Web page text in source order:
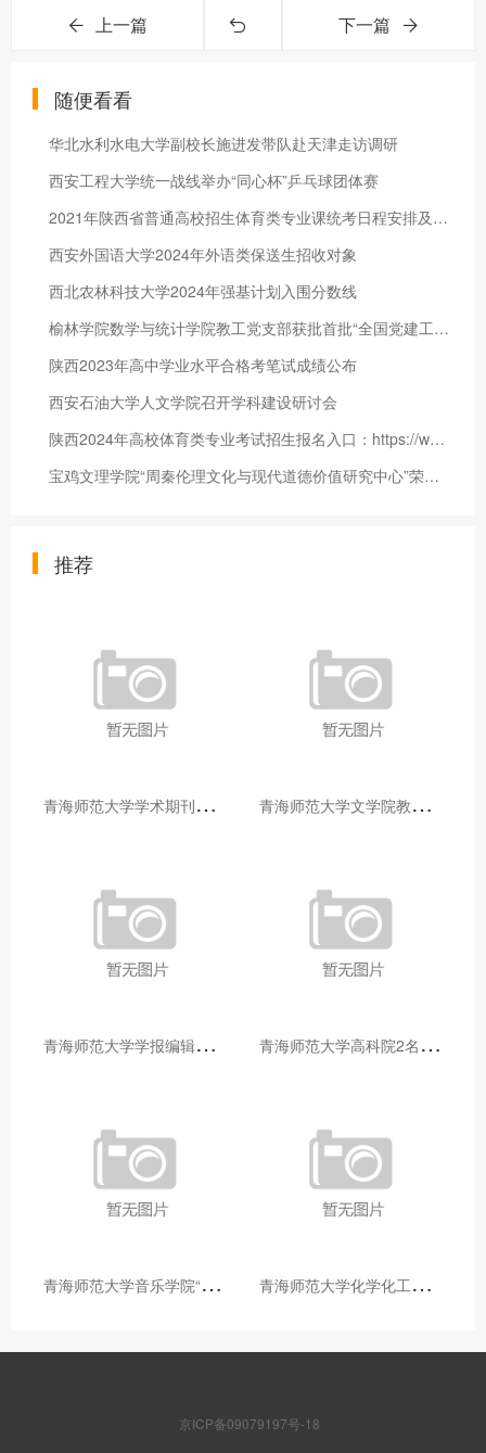
上一篇 下一篇
随便看看
华北水利水电大学副校长施进发带队赴天津走访调研
西安工程大学统一战线举办“同心杯”乒乓球团体赛
2021年陕西省普通高校招生体育类专业课统考日程安排及考生须知
西安外国语大学2024年外语类保送生招收对象
西北农林科技大学2024年强基计划入围分数线
榆林学院数学与统计学院教工党支部获批首批“全国党建工作样板支
陕西2023年高中学业水平合格考笔试成绩公布
西安石油大学人文学院召开学科建设研讨会
陕西2024年高校体育类专业考试招生报名入口：https://www.sneea.cn
宝鸡文理学院“周秦伦理文化与现代道德价值研究中心”荣获优秀基
推荐
青
海师范大学学术期刊两个专栏入选2025年青海省期刊重点专栏 青
海师范大学文学院教师赴山东省相关高校和学术机构交流学习
青
海师范大学学报编辑部赴大通县城关镇上毛佰胜村开展帮扶慰问活动 青
海师范大学高科院2名专家当选中国科学院院士
青
海师范大学音乐学院“青舞华章”本科舞蹈专业中期汇报圆满落幕 青
海师范大学化学化工学院开展铸牢中华民族共同体意识大讲堂活动
京ICP备09079197号-18